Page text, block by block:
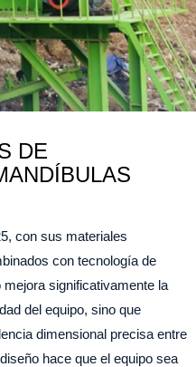
DE
con sus materiales
con tecnología de
significativamente la
del equipo, sino que
dimensional precisa entre
hace que el equipo sea